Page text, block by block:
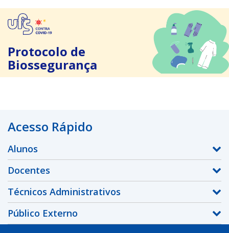
Protocolo de
Biossegurança
Acesso Rápido
Alunos
Docentes
Técnicos Administrativos
Público Externo